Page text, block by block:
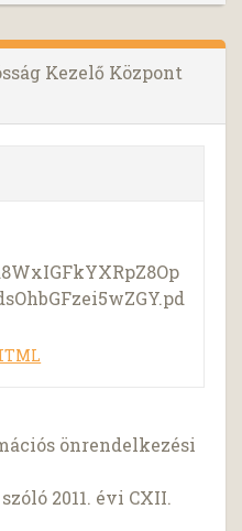
Kezelő Központ
önrendelkezési
2011. évi CXII.